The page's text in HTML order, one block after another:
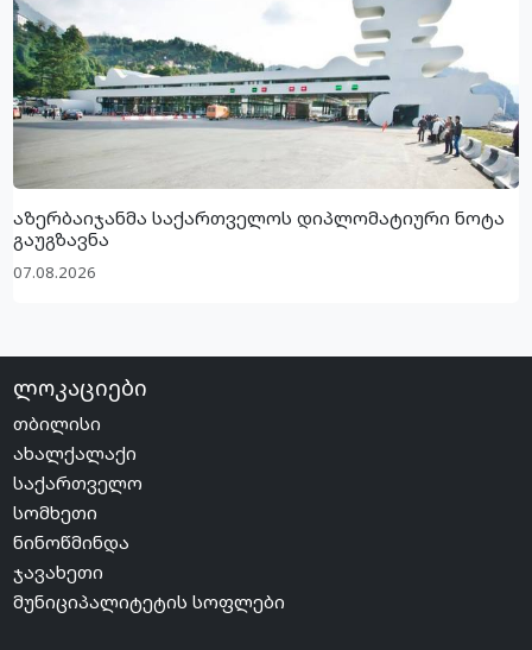
აზერბაიჯანმა საქართველოს დიპლომატიური ნოტა
გაუგზავნა
07.08.2026
ლოკაციები
თბილისი
ახალქალაქი
საქართველო
სომხეთი
ნინოწმინდა
ჯავახეთი
მუნიციპალიტეტის სოფლები